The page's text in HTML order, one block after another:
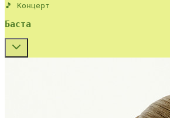
🎵 Концерт
Баста